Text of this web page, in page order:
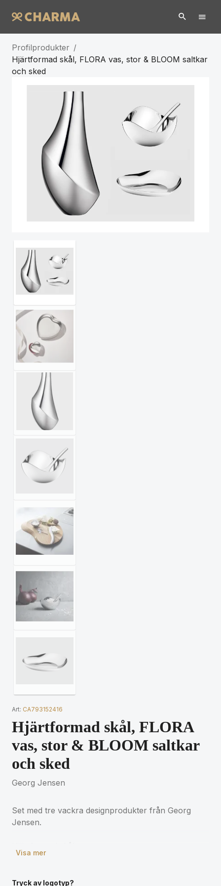
Profilprodukter /
Hjärtformad skål, FLORA vas, stor & BLOOM saltkar
och sked
Art: CA793152416
Hjärtformad skål, FLORA
vas, stor & BLOOM saltkar
och sked
Georg Jensen
Set med tre vackra designprodukter från Georg
Jensen.
HEART skål
blankt rostfritt stål. Med sin fina, enkla form är
Visa mer
Tryck av logotyp?